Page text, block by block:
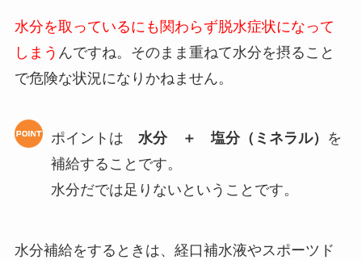
水分を取っているにも関わらず脱水症状になって
しまう んですね。そのまま重ねて水分を摂ること
で危険な状況になりかねません。
ポイントは 水分 ＋ 塩分（ミネラル）
を
補給することです。
水分だでは足りないということです。
水分補給をするときは、経口補水液やスポーツド